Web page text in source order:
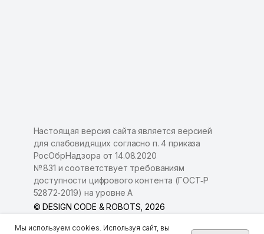
Мы используем cookies. Используя сайт, вы
Настоящая версия сайта является версией
для слабовидящих согласно п. 4 приказа
РосОбрНадзора от 14.08.2020
№ 831 и соответствует требованиям
доступности цифрового контента (ГОСТ‑Р
52872‑2019) на уровне А
© DESIGN CODE & ROBOTS, 2026